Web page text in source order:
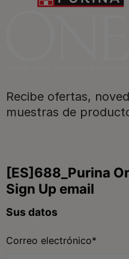
Recibe ofertas,
muestras de
Purina
Para nuestros socios